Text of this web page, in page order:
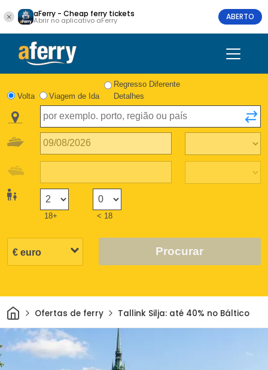
aFerry - Cheap ferry tickets
Abrir no aplicativo aFerry ABERTO
Volta Viagem de Ida
Regresso Diferente
Detalhes
18+ < 18
Procurar
CasaOfertas de ferry Tallink Silja: até 40% no Báltico